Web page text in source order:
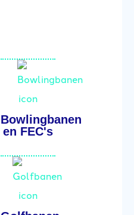
Bowlingbanen
en FEC's